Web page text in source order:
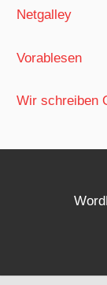
Netgalley
Vorablesen
Wir schreiben